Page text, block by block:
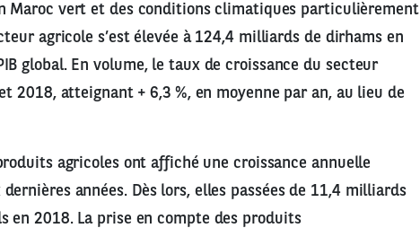
Maroc vert et des conditions climatiques particulièrement
agricole s’est élevée à 124,4 milliards de dirhams en
global. En volume, le taux de croissance du secteur
2018, atteignant + 6,3 %, en moyenne par an, au lieu de
agricoles ont affiché une croissance annuelle
années. Dès lors, elles passées de 11,4 milliards
en 2018. La prise en compte des produits